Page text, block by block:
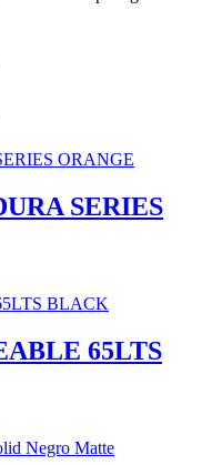
SERIES
65LTS